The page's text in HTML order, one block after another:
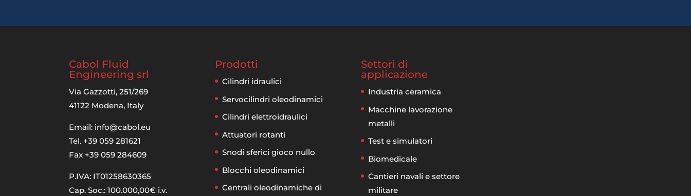
Cabol Fluid
Engineering srl
Via Gazzotti, 251/269
41122 Modena, Italy
Email: info@cabol.eu
Tel. +39 059 281621
Fax +39 059 284609
P.IVA: IT01258630365
Cap. Soc.: 100.000,00€ i.v.
Prodotti
Cilindri idraulici
Servocilindri oleodinamici
Cilindri elettroidraulici
Attuatori rotanti
Snodi sferici gioco nullo
Blocchi oleodinamici
Centrali oleodinamiche di
Settori di
applicazione
Industria ceramica
Macchine lavorazione
metalli
Test e simulatori
Biomedicale
Cantieri navali e settore
militare